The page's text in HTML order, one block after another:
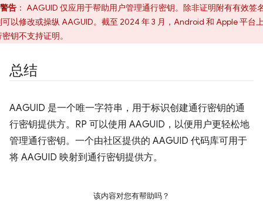
警告 ： AAGUID 仅应用于帮助用户管理通行密钥。除非证明附有有效签
可以修改或操纵 AAGUID。截至 2024 年 3 月，Android 和 Apple 平台
钥不支持证明。
总结
AAGUID 是一个唯一字符串，用于标识创建通行密钥的通
行密钥提供方。RP 可以使用 AAGUID，以便用户更轻松地
管理通行密钥。一个由社区提供的 AAGUID 代码库可用于
将 AAGUID 映射到通行密钥提供方。
该内容对您有帮助吗？